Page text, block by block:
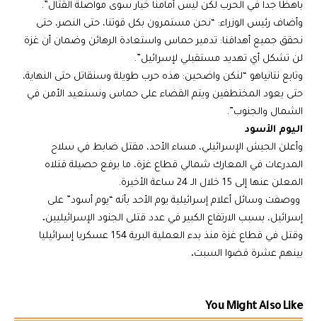
باهظا جدا في الحرب لكن ليس أمامنا خيار سوى مواصلة القتال”.
وأضاف رئيس الوزراء: “نحن مستمرون بكل قوتنا، حتى النصر، حتى
نحقق جميع أهدافنا: تدمير حماس واستعادة الرهائن وضمان أن غزة
لن تشكل أي تهديد مستقبلي لإسرائيل”.
وتابع نتانياهو “لنكن واضحين: هذه حرب طويلة وسنقاتل حتى النهاية،
حتى يعود المختطفين ويتم القضاء على حماس ونستعيد الأمن في
الشمال والجنوب”.
اليوم الأسود
وأعلن الجيش الإسرائيلي، مساء الأحد، مقتل ضابط في سلاح
المدرعات في المعارك شمالي قطاع غزة، ما يرفع حصيلة قتلاه
المعلن عنها إلى 15 خلال الـ 24 ساعة الأخيرة.
ووصفت وسائل أعلام إسرائيلية يوم الأحد بأنه “يوم أسود” على
إسرائيل، بسبب الارتفاع الكبير في عدد قتلى الجنود الإسرائيليين.
وقتل في قطاع غزة منذ بدء العملية البرية 154 عسكريا إسرائيليا
بينهم عشرة قضوا السبت.
You Might Also Like